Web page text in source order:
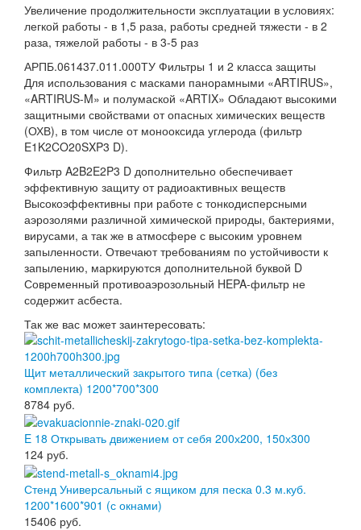
Увеличение продолжительности эксплуатации в условиях:
легкой работы - в 1,5 раза, работы средней тяжести - в 2
раза, тяжелой работы - в 3-5 раз
АРПБ.061437.011.000ТУ Фильтры 1 и 2 класса защиты
Для использования с масками панорамными «ARTIRUS»,
«ARTIRUS-M» и полумаской «ARTIX» Обладают высокими
защитными свойствами от опасных химических веществ
(ОХВ), в том числе от монооксида углерода (фильтр
E1K2CO20SXP3 D).
Фильтр A2B2E2P3 D дополнительно обеспечивает
эффективную защиту от радиоактивных веществ
Высокоэффективны при работе с тонкодисперсными
аэрозолями различной химической природы, бактериями,
вирусами, а так же в атмосфере с высоким уровнем
запыленности. Отвечают требованиям по устойчивости к
запылению, маркируются дополнительной буквой D
Современный противоаэрозольный HEPA-фильтр не
содержит асбеста.
Так же вас может заинтересовать:
Щит металлический закрытого типа (сетка) (без
комплекта) 1200*700*300
8784 руб.
E 18 Открывать движением от себя 200х200, 150х300
124 руб.
Стенд Универсальный с ящиком для песка 0.3 м.куб.
1200*1600*901 (с окнами)
15406 руб.